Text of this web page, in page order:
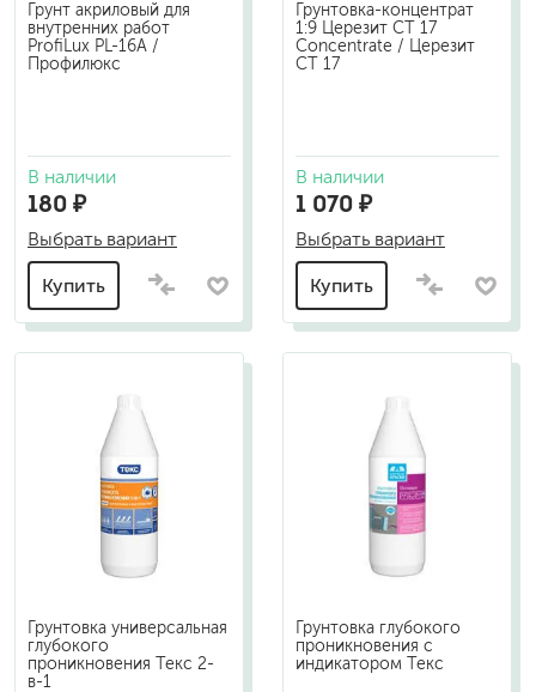
Грунт акриловый для
внутренних работ
ProfiLux PL-16A /
Профилюкс
В наличии
180 ₽
Выбрать вариант
Купить
Грунтовка-концентрат
1:9 Церезит CT 17
Concentrate / Церезит
СТ 17
В наличии
1 070 ₽
Выбрать вариант
Купить
Грунтовка универсальная
глубокого
проникновения Текс 2-
в-1
Грунтовка глубокого
проникновения с
индикатором Текс